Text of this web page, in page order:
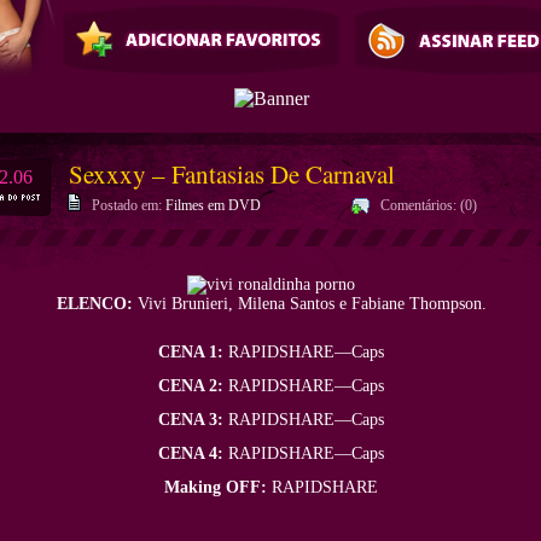
Sexxxy – Fantasias De Carnaval
Postado em: Filmes em DVD Comentários: (0)
ELENCO: Vivi Brunieri, Milena Santos e Fabiane Thompson.
CENA 1: RAPIDSHARE—Caps
CENA 2: RAPIDSHARE—Caps
CENA 3: RAPIDSHARE—Caps
CENA 4: RAPIDSHARE—Caps
Making OFF: RAPIDSHARE